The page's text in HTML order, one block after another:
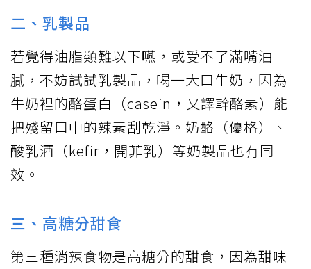
二、乳製品
若覺得油脂類難以下嚥，或受不了滿嘴油
膩，不妨試試乳製品，喝一大口牛奶，因為
牛奶裡的酪蛋白（casein，又譯幹酪素）能
把殘留口中的辣素刮乾淨。奶酪（優格）、
酸乳酒（kefir，開菲乳）等奶製品也有同
效。
三、高糖分甜食
第三種消辣食物是高糖分的甜食，因為甜味